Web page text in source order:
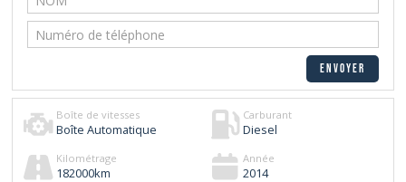
Boîte de vitesses
Boîte Automatique
Carburant
Diesel
Kilométrage
182000km
Année
2014